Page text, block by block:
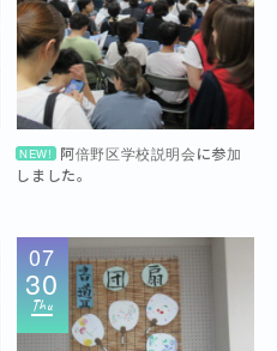
NEW! 阿倍野区学校説明会に参加
しました。
07
30
Thu